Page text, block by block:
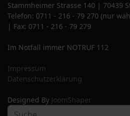
Stammheimer Strasse 140 | 70439
Telefon: 0711 - 216 - 79 270 (nur
| Fax: 0711 - 216 - 79 279
Im Notfall immer NOTRUF 112
Impressum
Datenschutzerklärung
Designed By JoomShaper